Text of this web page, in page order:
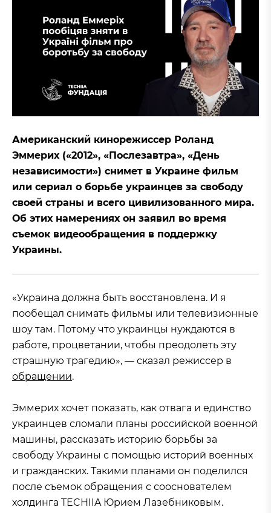
Американский кинорежиссер Роланд
Эммерих («2012», «Послезавтра», «День
независимости») снимет в Украине фильм
или сериал о борьбе украинцев за свободу
своей страны и всего цивилизованного мира.
Об этих намерениях он заявил во время
съемок видеообращения в поддержку
Украины.
«Украина должна быть восстановлена. И я
пообещал снимать фильмы или телевизионные
шоу там. Потому что украинцы нуждаются в
работе, процветании, чтобы преодолеть эту
страшную трагедию», — сказал режиссер в
обращении.
Эммерих хочет показать, как отвага и единство
украинцев сломали планы российской военной
машины, рассказать историю борьбы за
свободу Украины с помощью историй военных
и гражданских. Такими планами он поделился
после съемок обращения с сооснователем
холдинга TECHIIA Юрием Лазебниковым.